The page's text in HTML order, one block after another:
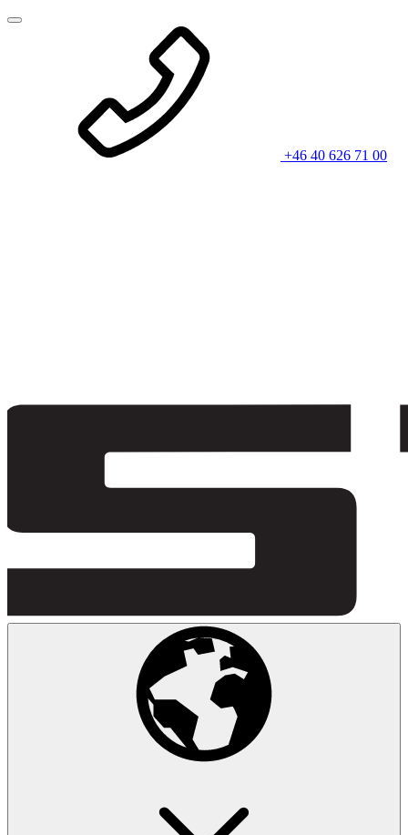
+46 40 626 71 00